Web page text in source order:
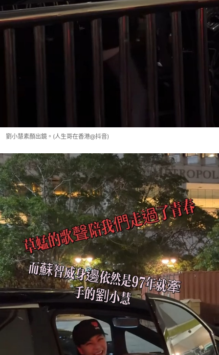
劉小慧素顏出鏡。(人生哥在香港@抖音)